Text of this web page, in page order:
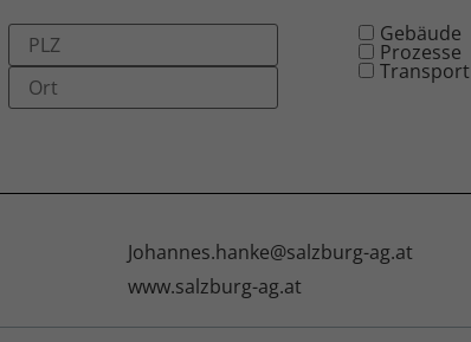
Gebäude
Prozesse
Transport
Johannes.hanke@salzburg-ag.at
www.salzburg-ag.at